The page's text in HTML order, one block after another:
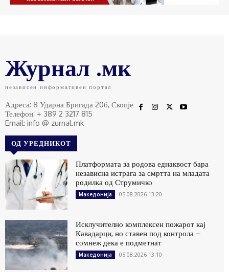
Журнал .мк
независен информативен портал
Адреса: 8 Ударна Бригада 20б, Скопје
Телефон: + 389 2 3217 815
Email: info @ zurnal.mk
ОД УРЕДНИКОТ
Платформата за родова еднаквост бара
независна истрага за смртта на младата
родилка од Струмичко
Македонија 05.08.2026 13:20
Исклучително комплексен пожарот кај
Кавадарци, но ставен под контрола –
сомнеж дека е подметнат
Македонија 05.08.2026 13:10